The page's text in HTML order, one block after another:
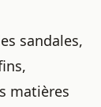
sandales,
matières